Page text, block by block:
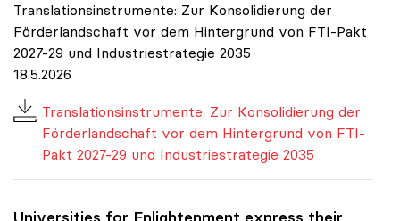
Translationsinstrumente: Zur Konsolidierung der
Förderlandschaft vor dem Hintergrund von FTI-Pakt
2027-29 und Industriestrategie 2035
18.5.2026
Translationsinstrumente: Zur Konsolidierung der
Förderlandschaft vor dem Hintergrund von FTI-
Pakt 2027-29 und Industriestrategie 2035